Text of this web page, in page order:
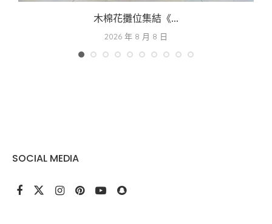
木棉花攤位集結《...
2026 年 8 月 8 日
SOCIAL MEDIA